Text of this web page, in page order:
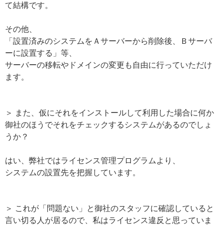
て結構です。
その他、
「設置済みのシステムをＡサーバーから削除後、Ｂサーバ
ーに設置する」等、
サーバーの移転やドメインの変更も自由に行っていただけ
ます。
＞ また、仮にそれをインストールして利用した場合に何か
御社のほうでそれをチェックするシステムがあるのでしょ
うか？
はい、弊社ではライセンス管理プログラムより、
システムの設置先を把握しています。
＞ これが「問題ない」と御社のスタッフに確認していると
言い切る人が居るので、私はライセンス違反と思っていま